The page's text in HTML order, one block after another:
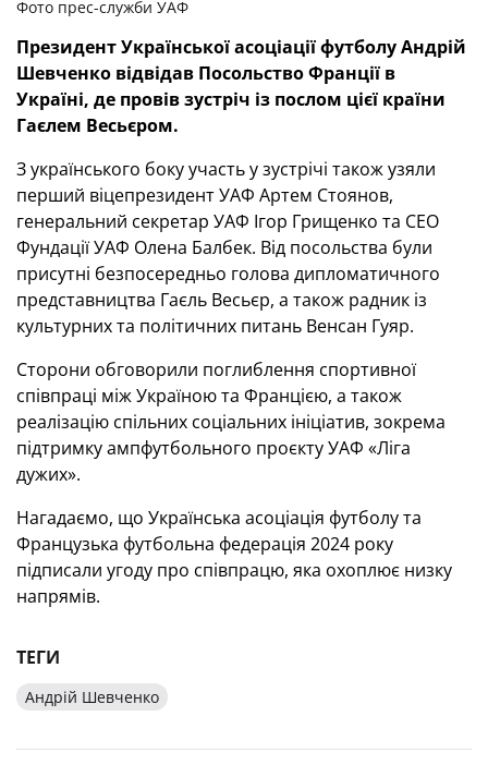
Фото прес-служби УАФ
Президент Української асоціації футболу Андрій
Шевченко відвідав Посольство Франції в
Україні, де провів зустріч із послом цієї країни
Гаєлем Весьєром.
З українського боку участь у зустрічі також узяли
перший віцепрезидент УАФ Артем Стоянов,
генеральний секретар УАФ Ігор Грищенко та СЕО
Фундації УАФ Олена Балбек. Від посольства були
присутні безпосередньо голова дипломатичного
представництва Гаєль Весьєр, а також радник із
культурних та політичних питань Венсан Гуяр.
Сторони обговорили поглиблення спортивної
співпраці між Україною та Францією, а також
реалізацію спільних соціальних ініціатив, зокрема
підтримку ампфутбольного проєкту УАФ «Ліга
дужих».
Нагадаємо, що Українська асоціація футболу та
Французька футбольна федерація 2024 року
підписали угоду про співпрацю, яка охоплює низку
напрямів.
ТЕГИ
Андрій Шевченко